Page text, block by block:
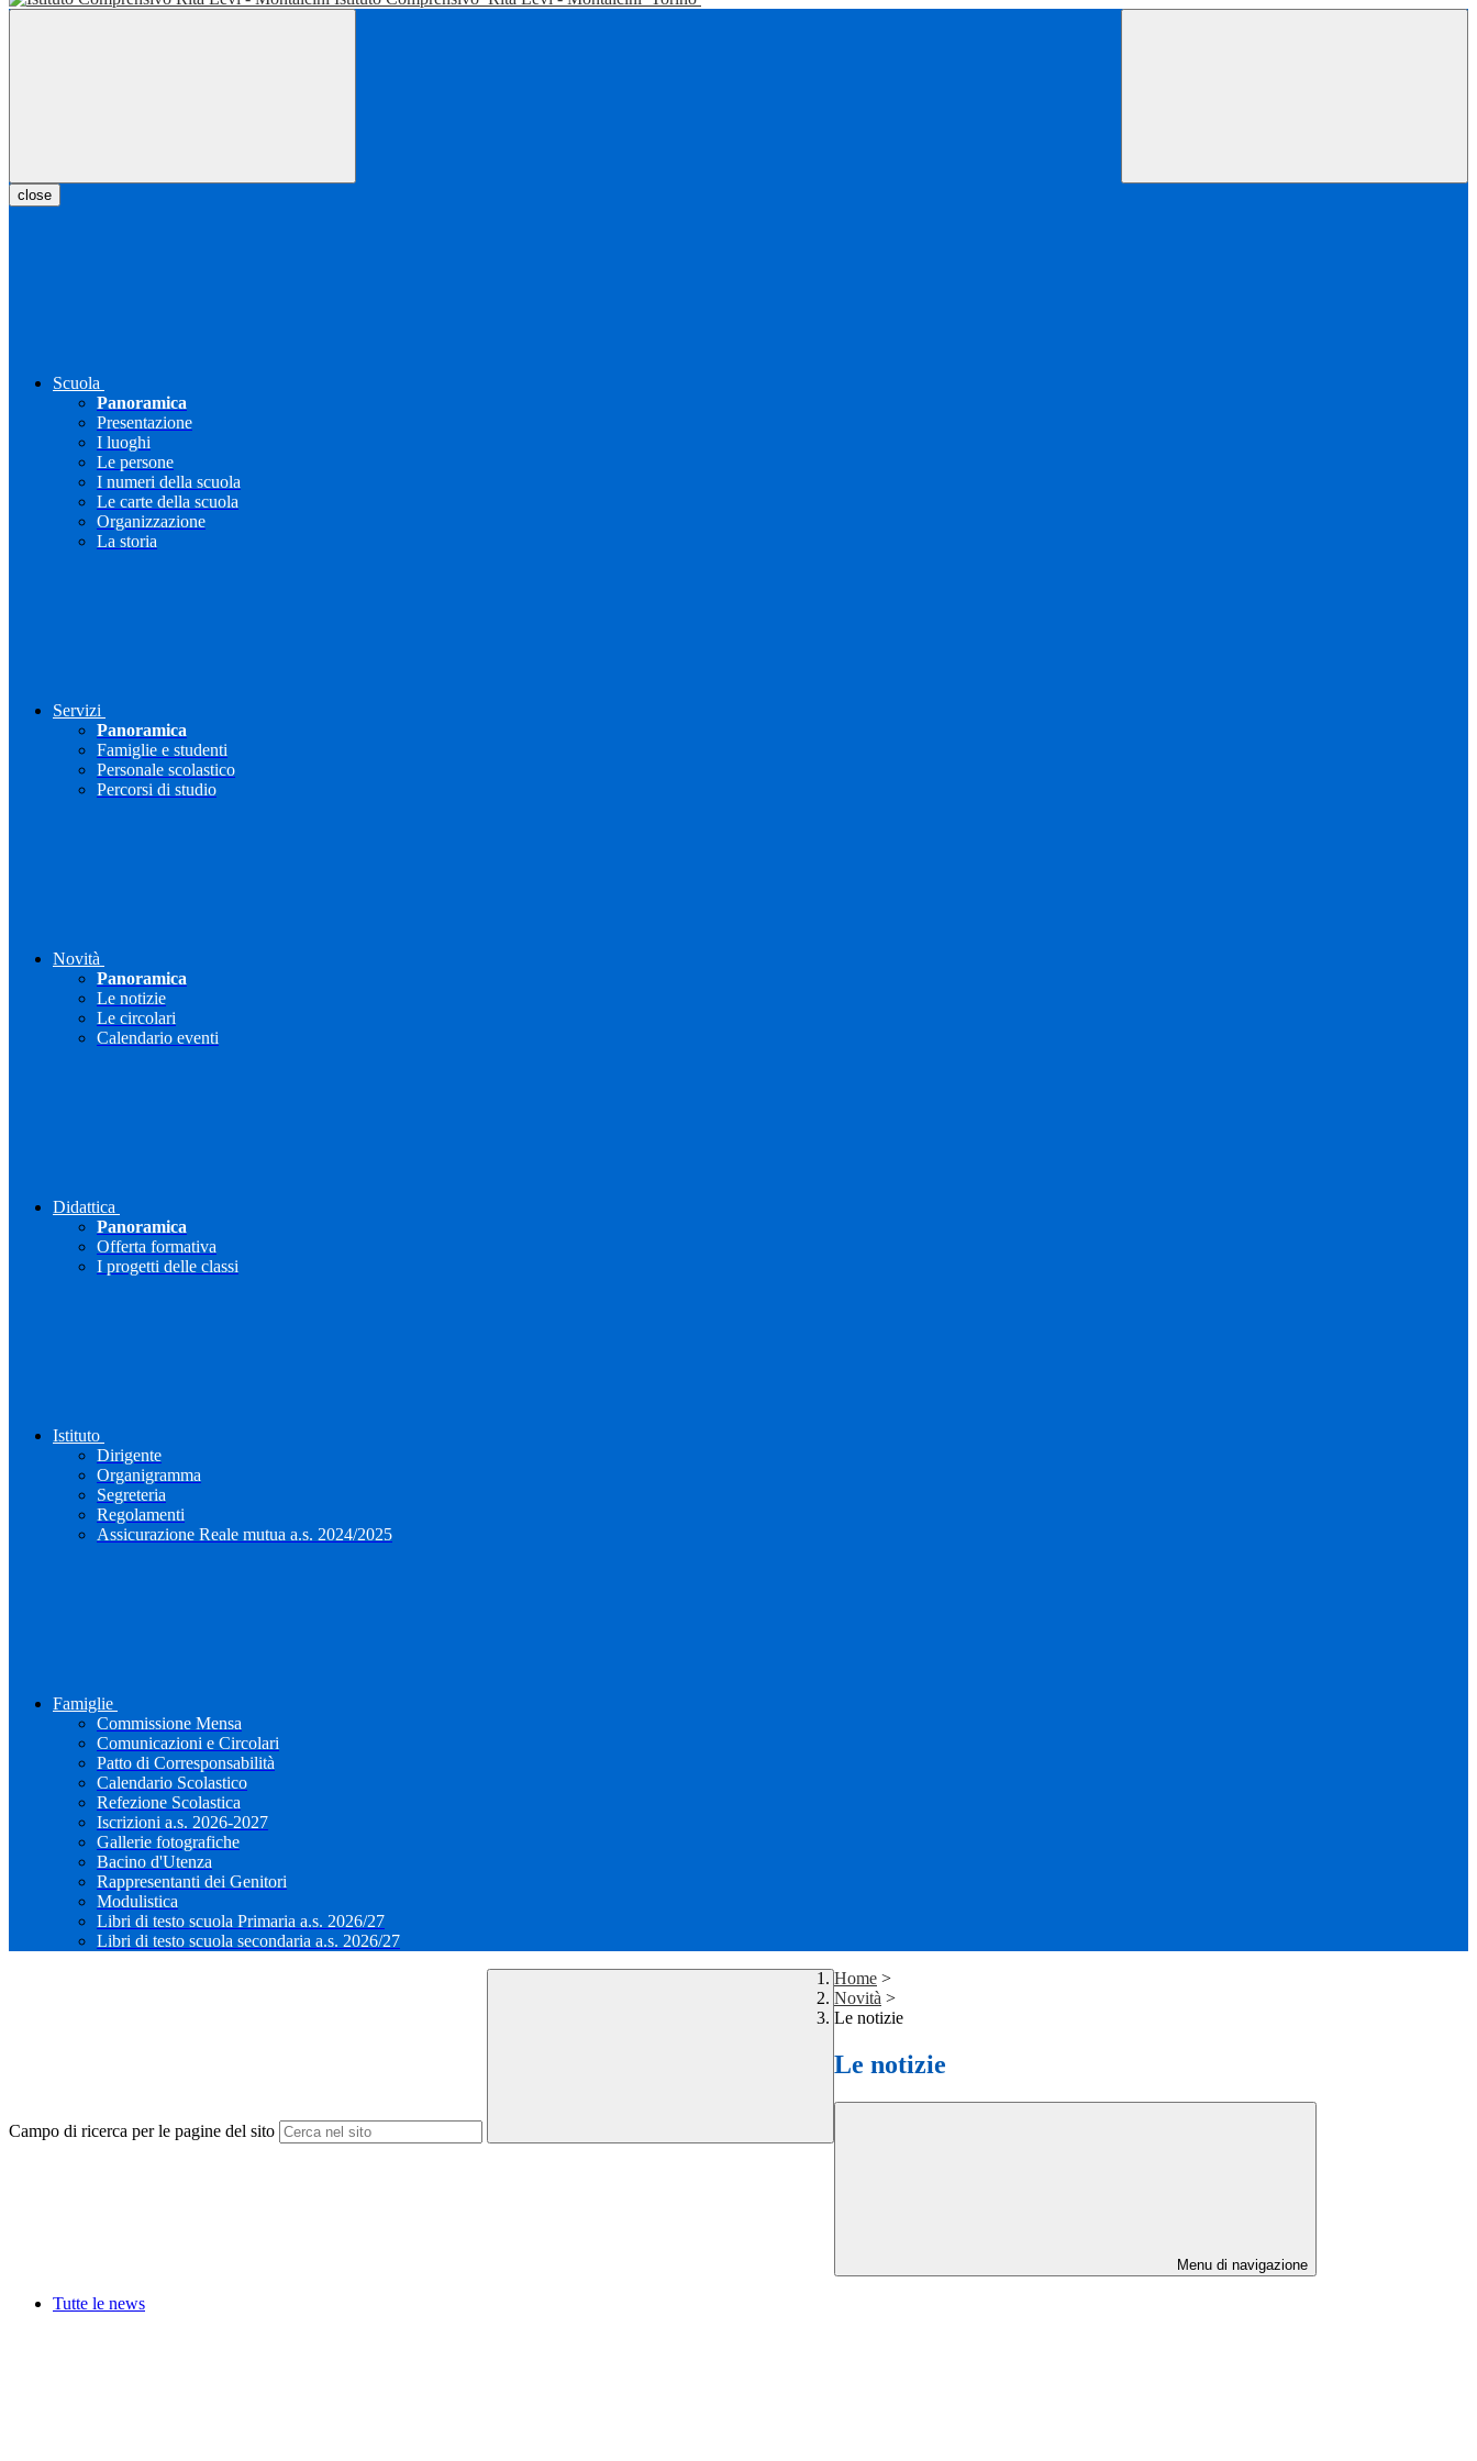
close
Scuola
Panoramica
Presentazione
I luoghi
Le persone
I numeri della scuola
Le carte della scuola
Organizzazione
La storia
Servizi
Panoramica
Famiglie e studenti
Personale scolastico
Percorsi di studio
Novità
Panoramica
Le notizie
Le circolari
Calendario eventi
Didattica
Panoramica
Offerta formativa
I progetti delle classi
Istituto
Dirigente
Organigramma
Segreteria
Regolamenti
Assicurazione Reale mutua a.s. 2024/2025
Famiglie
Commissione Mensa
Comunicazioni e Circolari
Patto di Corresponsabilità
Calendario Scolastico
Refezione Scolastica
Iscrizioni a.s. 2026-2027
Gallerie fotografiche
Bacino d'Utenza
Rappresentanti dei Genitori
Modulistica
Libri di testo scuola Primaria a.s. 2026/27
Libri di testo scuola secondaria a.s. 2026/27
Campo di ricerca per le pagine del sito
Home >
Novità >
Le notizie
Le notizie
Menu di navigazione
Tutte le news